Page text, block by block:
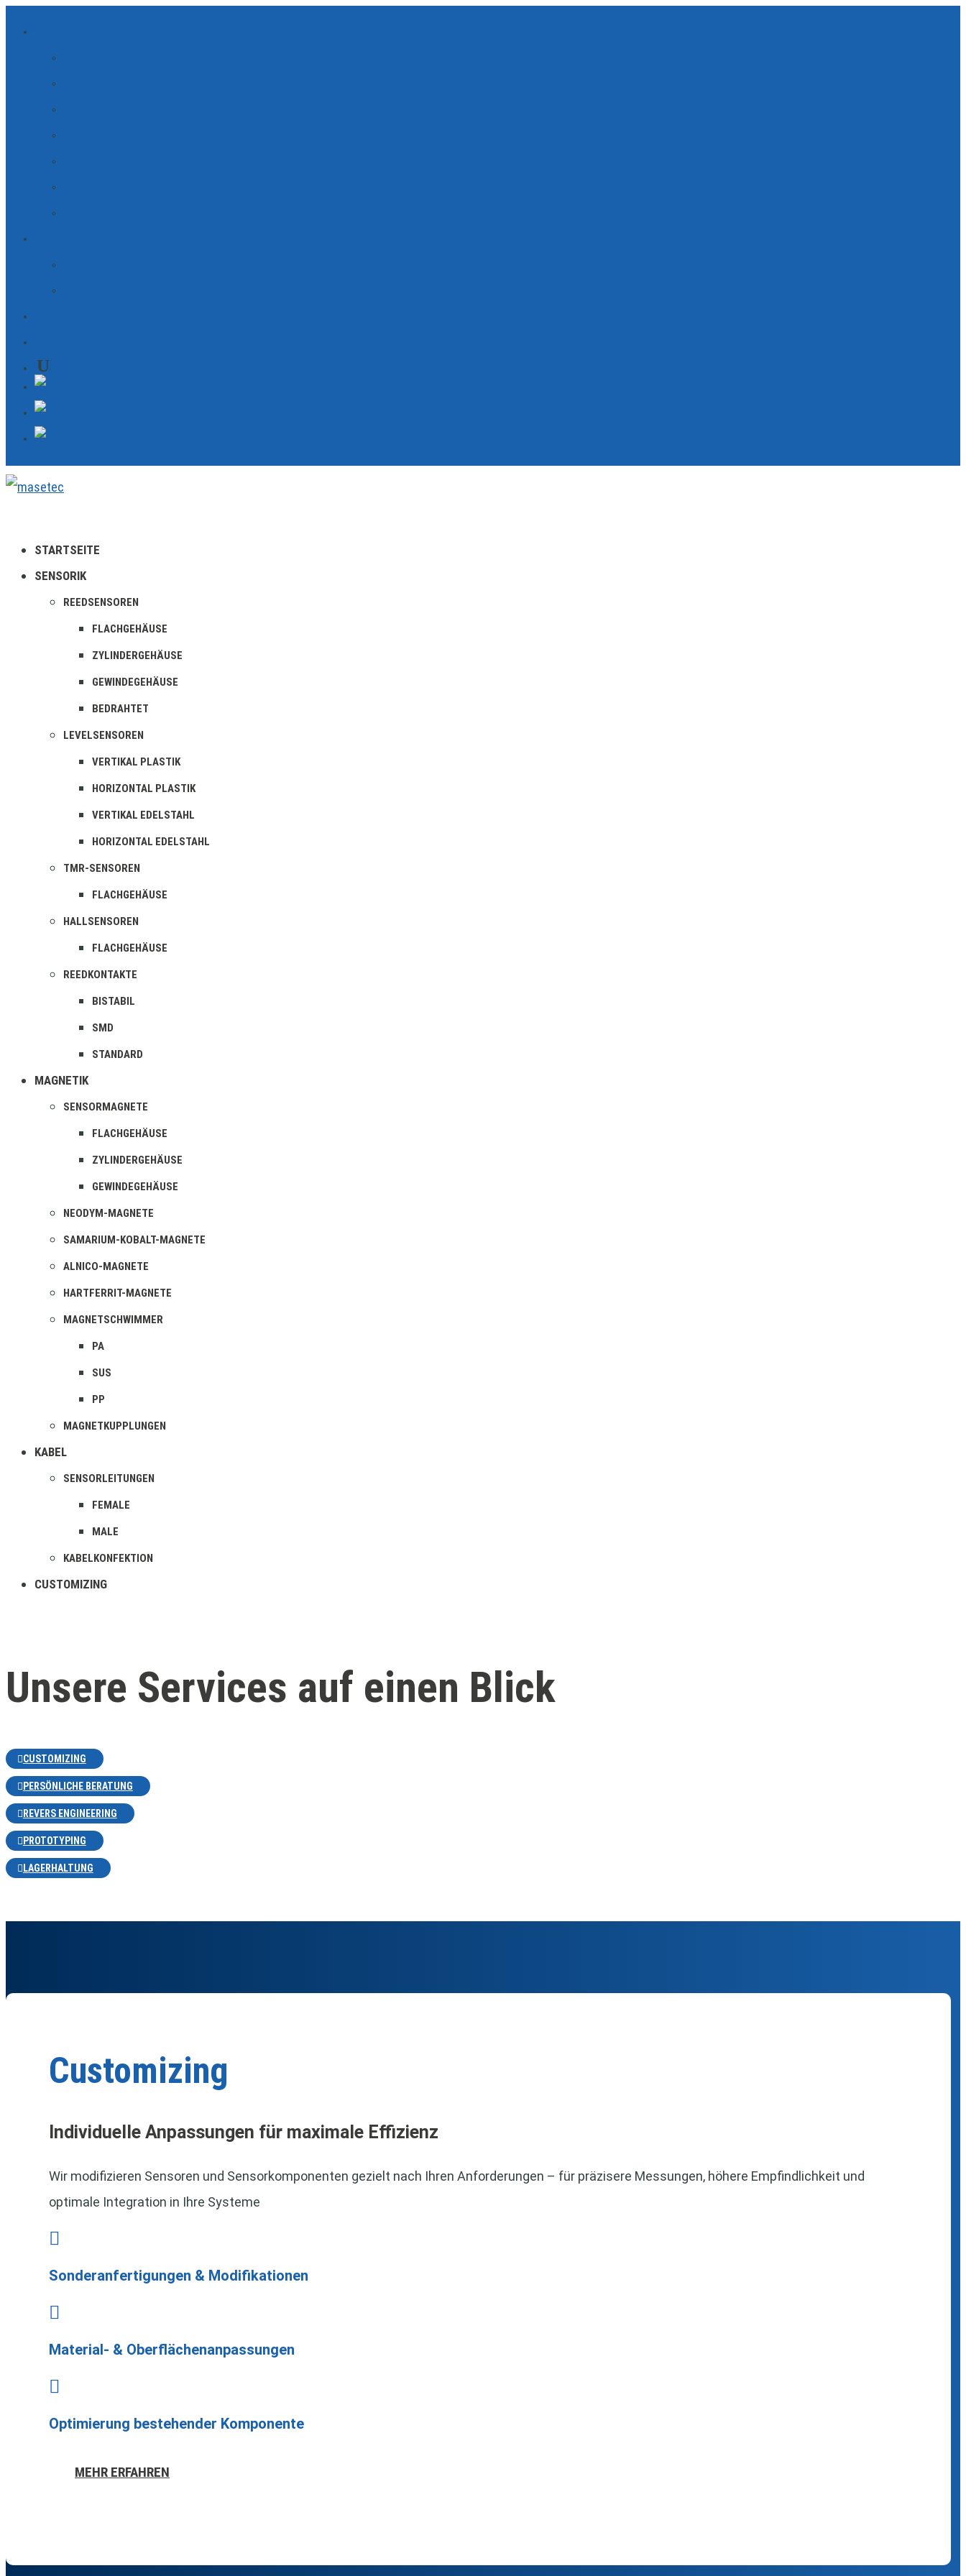
STARTSEITE
SENSORIK
REEDSENSOREN
FLACHGEHÄUSE
ZYLINDERGEHÄUSE
GEWINDEGEHÄUSE
BEDRAHTET
LEVELSENSOREN
VERTIKAL PLASTIK
HORIZONTAL PLASTIK
VERTIKAL EDELSTAHL
HORIZONTAL EDELSTAHL
TMR-SENSOREN
FLACHGEHÄUSE
HALLSENSOREN
FLACHGEHÄUSE
REEDKONTAKTE
BISTABIL
SMD
STANDARD
MAGNETIK
SENSORMAGNETE
FLACHGEHÄUSE
ZYLINDERGEHÄUSE
GEWINDEGEHÄUSE
NEODYM-MAGNETE
SAMARIUM-KOBALT-MAGNETE
ALNICO-MAGNETE
HARTFERRIT-MAGNETE
MAGNETSCHWIMMER
PA
SUS
PP
MAGNETKUPPLUNGEN
KABEL
SENSORLEITUNGEN
FEMALE
MALE
KABELKONFEKTION
CUSTOMIZING
Unsere Services auf einen Blick
CUSTOMIZING
PERSÖNLICHE BERATUNG
REVERS ENGINEERING
PROTOTYPING
LAGERHALTUNG
Customizing
Individuelle Anpassungen für maximale Effizienz
Wir modifizieren Sensoren und Sensorkomponenten gezielt nach Ihren Anforderungen – für präzisere Messungen, höhere Empfindlichkeit und
optimale Integration in Ihre Systeme

Sonderanfertigungen & Modifikationen

Material- & Oberflächenanpassungen

Optimierung bestehender Komponente
MEHR ERFAHREN